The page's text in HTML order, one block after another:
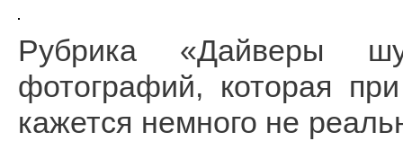
Рубрика «Дайверы
фотографий, которая
кажется немного не